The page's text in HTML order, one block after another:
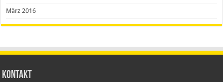
März 2016
Kontakt